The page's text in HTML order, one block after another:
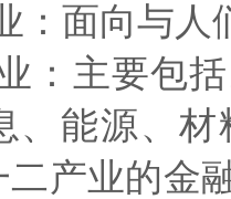
：面向与
：主要包
、能源、
二产业的